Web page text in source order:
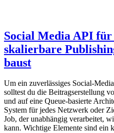
Social Media API
skalierbare
baust
Um ein zuverlässiges Social-
solltest du die Beitragserstellung
und auf eine Queue-basierte
System für jedes Netzwerk oder
Job, der unabhängig verarbeitet,
kann. Wichtige Elemente sind ein